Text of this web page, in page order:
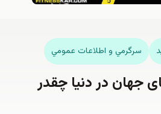
سرگرمي و اطلاعات عمومي
جهان در دنیا چقدر